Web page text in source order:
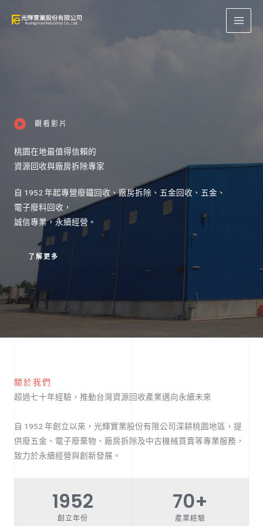
觀看影片
桃園在地最值得信賴的
資源回收與廠房拆除專家
自 1952 年起專營廢鐵回收、廠房拆除、五金回收、五金、
電子廢料回收，
誠信專業，永續經營。
了解更多
關於我們
超過七十年經驗，推動台灣資源回收產業邁向永續未來
自 1952 年創立以來，光輝實業股份有限公司深耕桃園地區，提
供廢五金、電子廢棄物、廠房拆除及中古機械買賣等專業服務，
致力於永續經營與創新發展。
1952
創立年份
70+
產業經驗